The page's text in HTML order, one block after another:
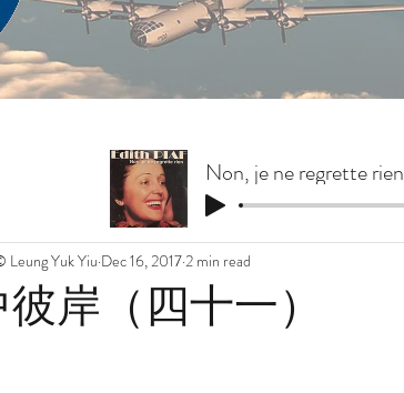
岸（四十一）
Leung Yuk Yiu Dec 16, 20172 min read
Non, je ne regrette rien